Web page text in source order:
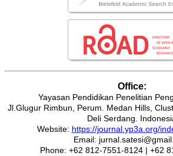
Office:
Yayasan Pendidikan Penelitian
Jl.Glugur Rimbun, Perum. Medan Hills,
Deli Serdang.
Website: https://journal.yp3a.org/
Email:
Phone: +62 812-7551-8124 | +62